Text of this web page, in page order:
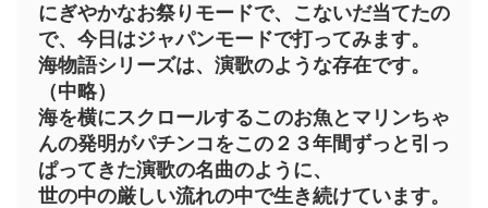
にぎやかなお祭りモードで、こないだ当てたの
で、今日はジャパンモードで打ってみます。
海物語シリーズは、演歌のような存在です。
（中略）
海を横にスクロールするこのお魚とマリンちゃ
んの発明がパチンコをこの２３年間ずっと引っ
ぱってきた演歌の名曲のように、
世の中の厳しい流れの中で生き続けています。